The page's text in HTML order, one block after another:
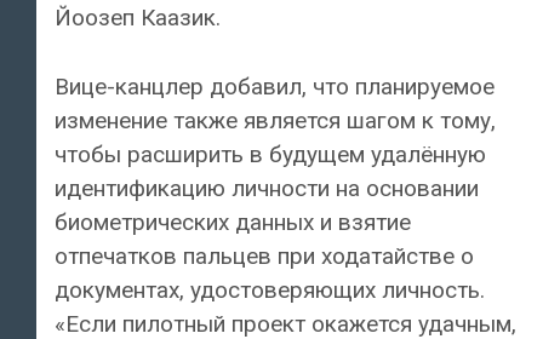
Йоозеп Каазик.
Вице-канцлер добавил, что планируемое
изменение также является шагом к тому,
чтобы расширить в будущем удалённую
идентификацию личности на основании
биометрических данных и взятие
отпечатков пальцев при ходатайстве о
документах, удостоверяющих личность.
«Если пилотный проект окажется удачным,